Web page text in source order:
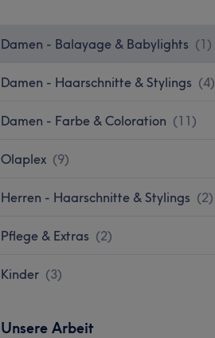
Damen - Balayage & Babylights (1 )
Damen - Haarschnitte & Stylings (4)
Damen - Farbe & Coloration (11)
Olaplex (9)
Herren - Haarschnitte & Stylings (2)
Pflege & Extras (2)
Kinder (3)
Unsere Arbeit